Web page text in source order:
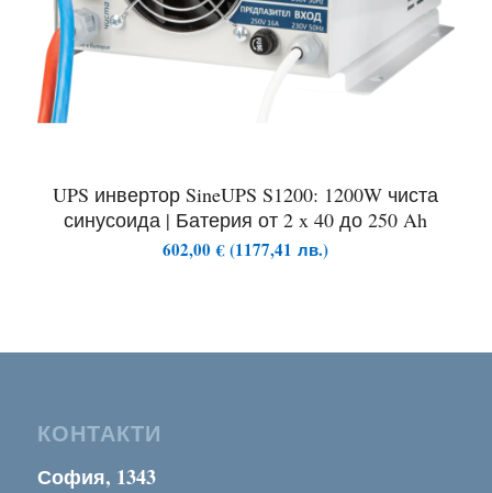
UPS инвертор SineUPS S1200: 1200W чиста
синусоида | Батерия от 2 x 40 до 250 Ah
602,00€ (1177,41лв.)
КОНТАКТИ
София, 1343